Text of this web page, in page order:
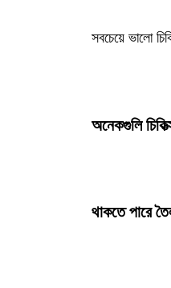
সবচেয়ে ভালো
অনেকগুলি
থাকতে পারে